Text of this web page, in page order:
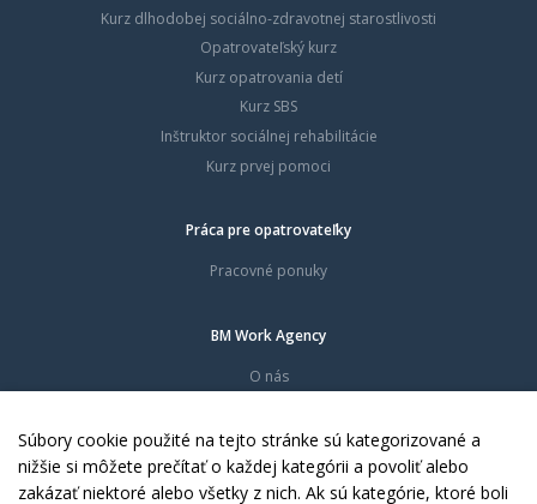
Kurz dlhodobej sociálno-zdravotnej starostlivosti
Opatrovateľský kurz
Kurz opatrovania detí
Kurz SBS
Inštruktor sociálnej rehabilitácie
Kurz prvej pomoci
Práca pre opatrovateľky
Pracovné ponuky
BM Work Agency
O nás
Dokumenty
Kontakty
Súbory cookie použité na tejto stránke sú kategorizované a
nižšie si môžete prečítať o každej kategórii a povoliť alebo
zakázať niektoré alebo všetky z nich. Ak sú kategórie, ktoré boli